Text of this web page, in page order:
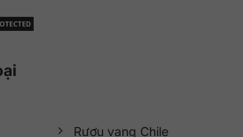
Rượu vang Chile